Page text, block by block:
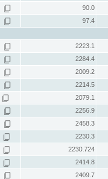
90.0
97.4
2223.1
2284.4
2009.2
2214.5
2079.1
2256.9
2458.3
2230.3
2230.724
2414.8
2409.7